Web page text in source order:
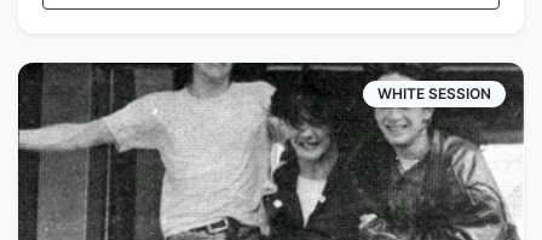
WHITE SESSION